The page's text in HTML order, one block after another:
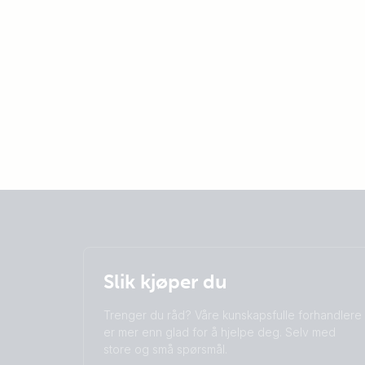
Slik kjøper du
Trenger du råd? Våre kunskapsfulle forhandlere
er mer enn glad for å hjelpe deg. Selv med
store og små spørsmål.